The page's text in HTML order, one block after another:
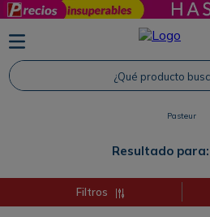
¿Qué producto buscas?
Pasteur
Resultado para:
Filtros
TÉRMINOS MÁS BUSCADOS
1. Protector Solar
2. Shampoo